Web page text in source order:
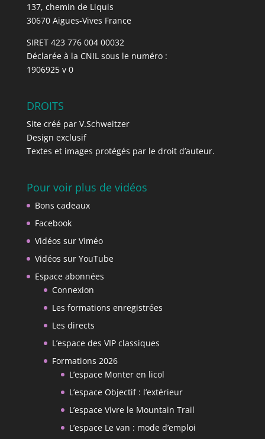
137, chemin de Liquis
30670 Aigues-Vives France
SIRET 423 776 004 00032
Déclarée à la CNIL sous le numéro :
1906925 v 0
DROITS
Site créé par V.Schweitzer
Design exclusif
Textes et images protégés par le droit d’auteur.
Pour voir plus de vidéos
Bons cadeaux
Facebook
Vidéos sur Viméo
Vidéos sur YouTube
Espace abonnées
Connexion
Les formations enregistrées
Les directs
L’espace des VIP classiques
Formations 2026
L’espace Monter en licol
L’espace Objectif : l’extérieur
L’espace Vivre le Mountain Trail
L’espace Le van : mode d’emploi